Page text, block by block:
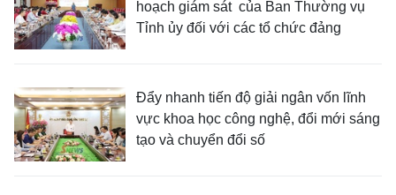
hoạch giám sát của Ban Thường vụ
Tỉnh ủy đối với các tổ chức đảng
Đẩy nhanh tiến độ giải ngân vốn lĩnh
vực khoa học công nghệ, đổi mới sáng
tạo và chuyển đổi số